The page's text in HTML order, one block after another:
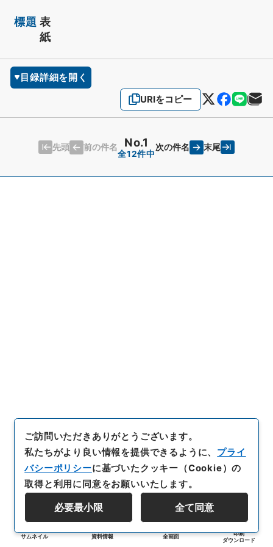
標題 表
紙
目録詳細を開く
URIをコピー
先頭 前の件名 No.1
全12件中
次の件名 末尾
サムネイル 資料情報 全画面
印刷
ダウンロード
ご訪問いただきありがとうございます。
私たちがより良い情報を提供できるように、 プライ
バシーポリシーに基づいたクッキー（Cookie）の
取得と利用に同意をお願いいたします。
必要最小限 全て同意